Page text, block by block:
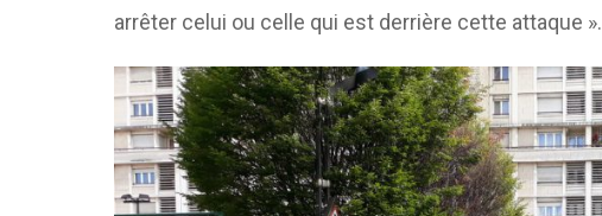
arrêter celui ou celle qui est derrière cette attaque ».